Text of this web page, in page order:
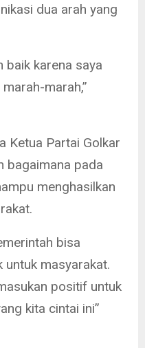
dua arah yang
baik karena saya
marah,”
Ketua Partai Golkar
bagaimana pada
menghasilkan
bisa
untuk masyarakat.
positif untuk
kita cintai ini”